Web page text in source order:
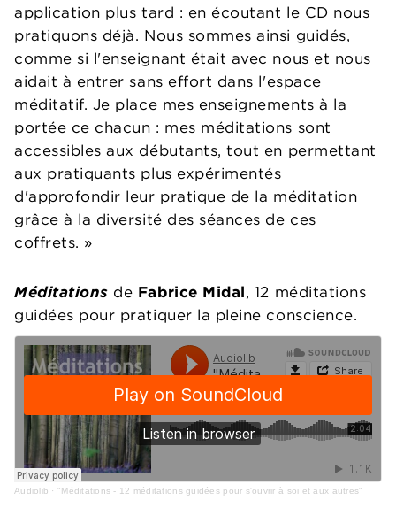
application plus tard : en écoutant le CD nous
pratiquons déjà. Nous sommes ainsi guidés,
comme si l'enseignant était avec nous et nous
aidait à entrer sans effort dans l'espace
méditatif. Je place mes enseignements à la
portée ce chacun : mes méditations sont
accessibles aux débutants, tout en permettant
aux pratiquants plus expérimentés
d'approfondir leur pratique de la méditation
grâce à la diversité des séances de ces
coffrets. »
Méditations de Fabrice Midal, 12 méditations
guidées pour pratiquer la pleine conscience.
Audiolib · "Méditations - 12 méditations guidées pour s'ouvrir à soi et aux autres"